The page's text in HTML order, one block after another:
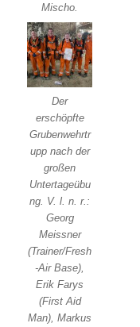
Mischo.
Der
erschöpfte
Grubenwehrtr
upp nach der
großen
Untertageübu
ng. V. l. n. r.:
Georg
Meissner
(Trainer/Fresh
-Air Base),
Erik Farys
(First Aid
Man), Markus